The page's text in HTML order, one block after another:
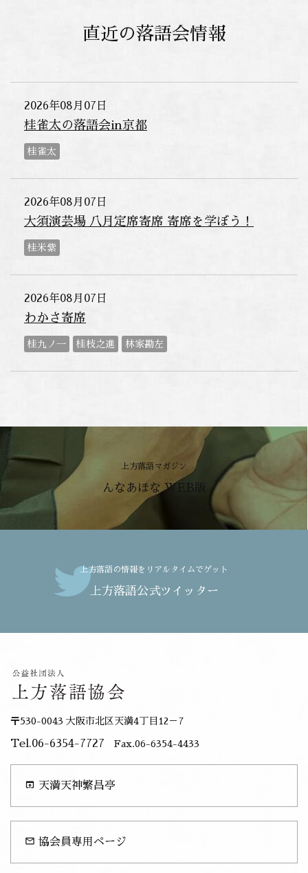
直近の落語会情報
2026年08月07日
桂雀太の落語会in京都
桂雀太
2026年08月07日
大須演芸場 八月定席寄席 寄席を学ぼう！
桂米紫
2026年08月07日
わかさ寄席
桂九ノ一 桂枝之進 林家勘左
上方落語マガジン
んなあほな WEB版
上方落語の情報をリアルタイムでゲット
上方落語公式ツイッター
〒530-0043 大阪市北区天満4丁目12－7
Tel.06-6354-7727 Fax.06-6354-4433
open_in_browser 天満天神繁昌亭
mail_outline 協会員専用ページ